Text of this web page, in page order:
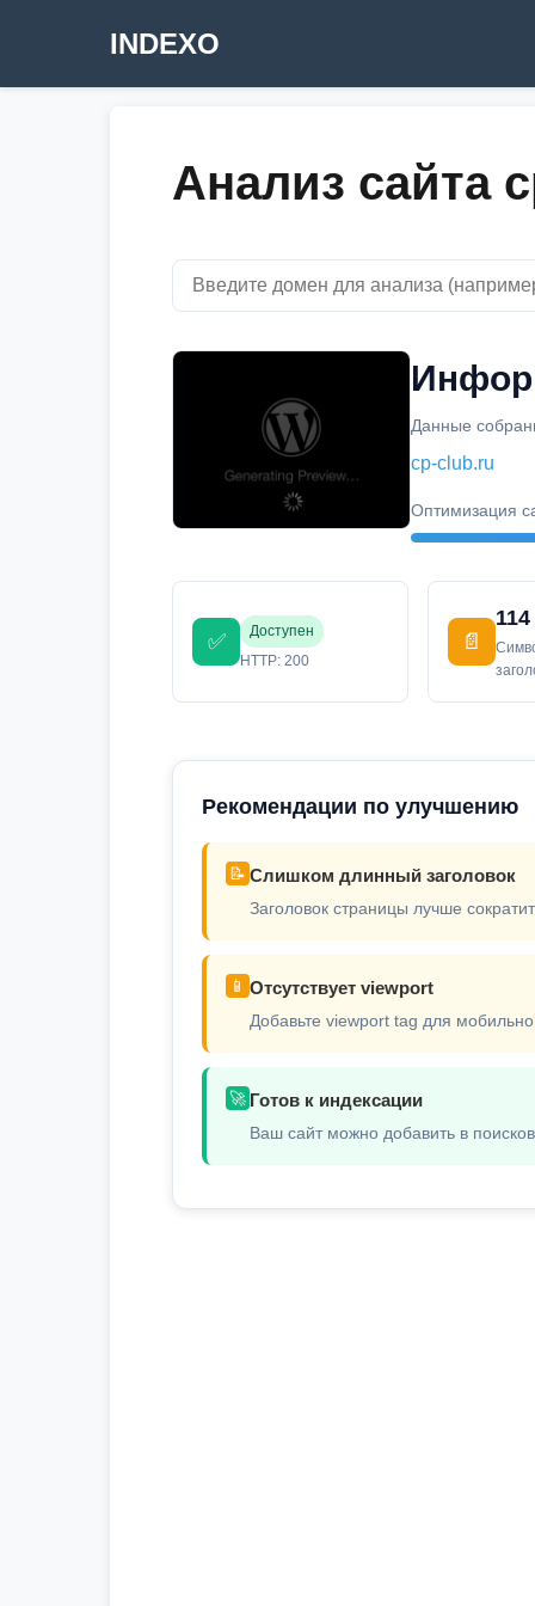
INDEXO
Анализ сайта
Данные
cp-club.ru
Оптимизация
✅
Доступен
HTTP: 200
📄
114
Рекомендации по улучшению
📝 Слишком длинный заголовок
Заголовок страницы лучше
📱 Отсутствует viewport
Добавьте viewport tag для
🚀 Готов к индексации
Ваш сайт можно добавить в